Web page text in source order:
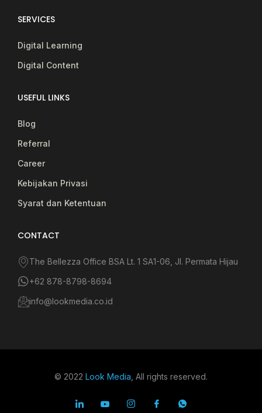
SERVICES
Digital Learning
Digital Content
USEFUL LINKS
Blog
Referral
Career
Kebijakan Privasi
Syarat dan Ketentuan
CONTACT
The Bellezza Office BSA Lt. 1 SA1-06, Jl. Permata Hijau
+62 878-8798-8694
info@lookmedia.co.id
© 2022 Look Media , All rights reserved.